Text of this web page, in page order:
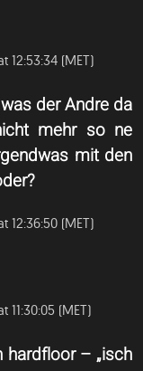
12:53:34 (MET)
der Andre da
mehr so ne
mit den
12:36:50 (MET)
11:30:05 (MET)
hardfloor – „isch